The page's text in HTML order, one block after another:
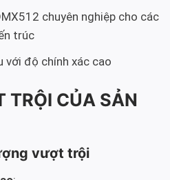
chuyên nghiệp cho các
trúc
với độ chính xác cao
TRỘI CỦA SẢN
vượt trội